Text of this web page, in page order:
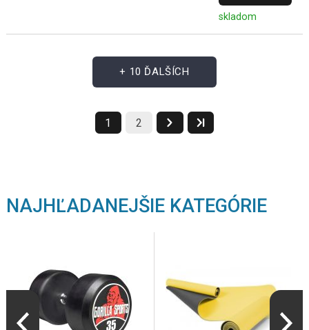
skladom
+ 10 ĎALŠÍCH
1 2
NAJHĽADANEJŠIE KATEGÓRIE